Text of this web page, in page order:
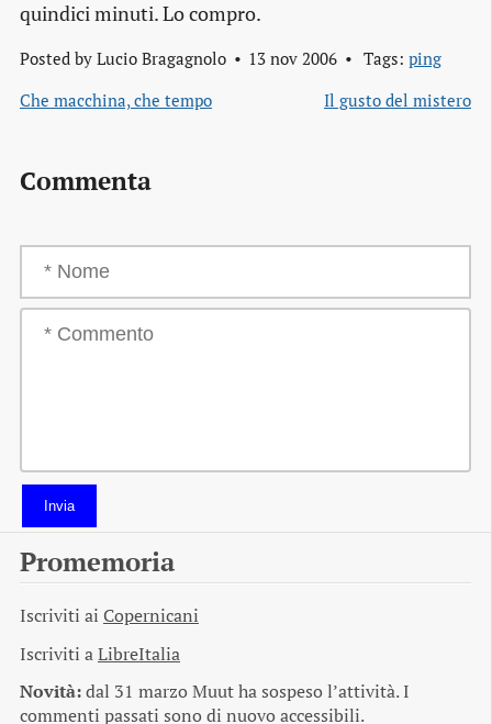
quindici minuti. Lo compro.
Posted by Lucio Bragagnolo 13 nov 2006 Tags: ping
Che macchina, che tempo
Il gusto del mistero
Commenta
Invia
Promemoria
Iscriviti ai Copernicani
Iscriviti aLibreItalia
Novità:dal 31 marzo Muut ha sospeso l’attività. I
commenti passati sono di nuovo accessibili.